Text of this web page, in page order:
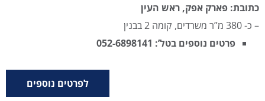
כתובת: פארק אפק, ראש העין
– כ- 380 מ”ר משרדים, קומה 2 בבנין
פרטים נוספים בטל’: 052-6898141
לפרטים נוספים